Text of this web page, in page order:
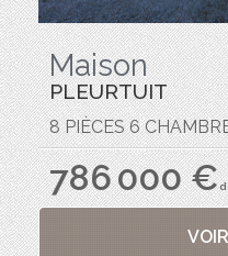
Maison
PLEURTUIT
8 PIÈCES 6
786 000 €